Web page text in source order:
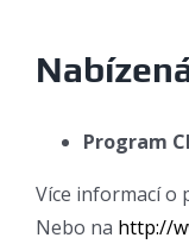
Program
Více informací o
Nebo na http://